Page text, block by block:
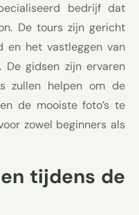
bedrijf dat
De tours zijn gericht
en het vastleggen van
De gidsen zijn ervaren
zullen helpen om de
de mooiste foto’s te
zowel beginners als
tijdens de